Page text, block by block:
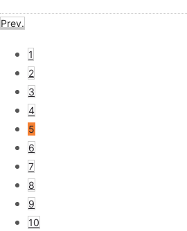
Prev.
1
2
3
4
5
6
7
8
9
10